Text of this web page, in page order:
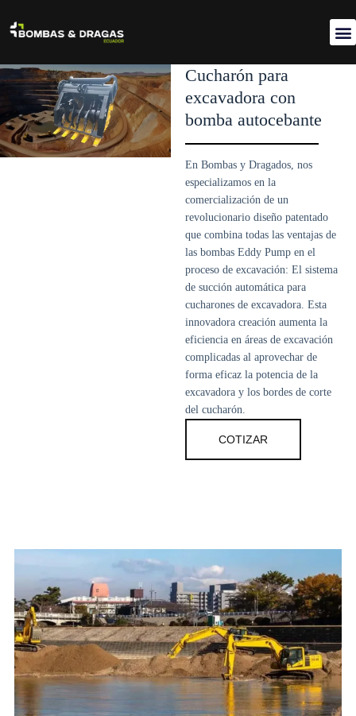
Cucharón para
excavadora con
bomba autocebante
En Bombas y Dragados, nos
especializamos en la
comercialización de un
revolucionario diseño patentado
que combina todas las ventajas de
las bombas Eddy Pump en el
proceso de excavación: El sistema
de succión automática para
cucharones de excavadora. Esta
innovadora creación aumenta la
eficiencia en áreas de excavación
complicadas al aprovechar de
forma eficaz la potencia de la
excavadora y los bordes de corte
del cucharón.
COTIZAR